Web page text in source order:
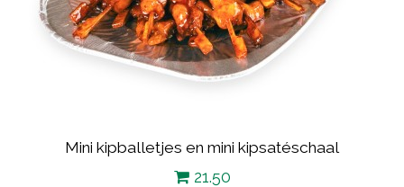
Mini kipballetjes en mini kipsatéschaal
21.50